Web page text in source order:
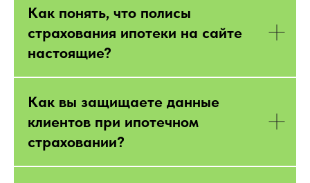
Как понять, что полисы
страхования ипотеки на сайте
настоящие?
Как вы защищаете данные
клиентов при ипотечном
страховании?